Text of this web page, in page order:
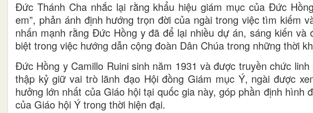
Đức Thánh Cha nhắc lại rằng khẩu hiệu giám mục của Đức
em”, phản ánh định hướng trọn đời của ngài trong việc tìm kiếm
nhấn mạnh rằng Đức Hồng y đã để lại nhiều dự án, sáng kiến và
biệt trong việc hướng dẫn cộng đoàn Dân Chúa trong những thời
Đức Hồng y Camillo Ruini sinh năm 1931 và được truyền chức
thập kỷ giữ vai trò lãnh đạo Hội đồng Giám mục Ý, ngài được
hưởng lớn nhất của Giáo hội tại quốc gia này, góp phần định hình
của Giáo hội Ý trong thời hiện đại.